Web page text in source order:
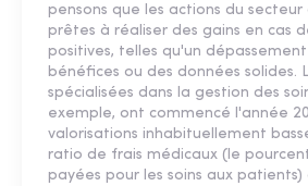
pensons que les actions du
prêtes à réaliser des gains en cas
positives, telles qu'un
bénéfices ou des données solides.
spécialisées dans la gestion des
exemple, ont commencé l'année
valorisations inhabituellement
ratio de frais médicaux (le
payées pour les soins aux patients)